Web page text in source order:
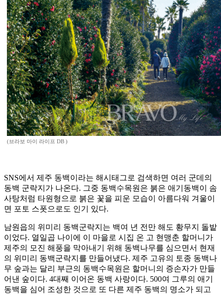
(브라보 마이 라이프 DB )
SNS에서 제주 동백이라는 해시태그로 검색하면 여러 군데의
동백 군락지가 나온다. 그중 동백수목원은 붉은 애기동백이 솜
사탕처럼 타원형으로 붉은 꽃을 피운 모습이 아름다워 겨울이
면 포토 스폿으로도 인기 있다.
남원읍의 위미리 동백군락지는 백여 년 전만 해도 황무지 돌밭
이었다. 열일곱 나이에 이 마을로 시집 온 고 현맹춘 할머니가
제주의 모진 해풍을 막아내기 위해 동백나무를 심으면서 현재
의 위미리 동백군락지를 만들어냈다. 제주 고유의 토종 동백나
무 숲과는 달리 부근의 동백수목원은 할머니의 증손자가 만들
어낸 숲이다. 4대째 이어온 동백 사랑이다. 500여 그루의 애기
동백을 심어 조성한 것으로 또 다른 제주 동백의 명소가 되고